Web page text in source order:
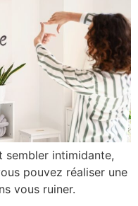
sembler intimidante,
pouvez réaliser une
vous ruiner.